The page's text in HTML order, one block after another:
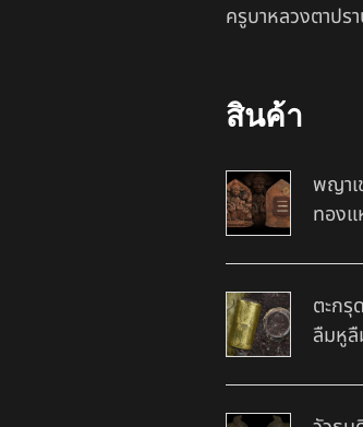
ครูบาหลวงตาปร
สินค้า
พญาเ
ทอง
ตะกรุ
ลืมหูลื